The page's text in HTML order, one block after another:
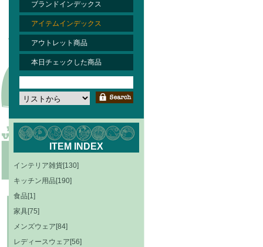
ブランドインデックス
アイテムインデックス
アウトレット商品
本日チェックした商品
ITEM INDEX
インテリア雑貨[130]
キッチン用品[190]
食品[1]
家具[75]
メンズウェア[84]
レディースウェア[56]